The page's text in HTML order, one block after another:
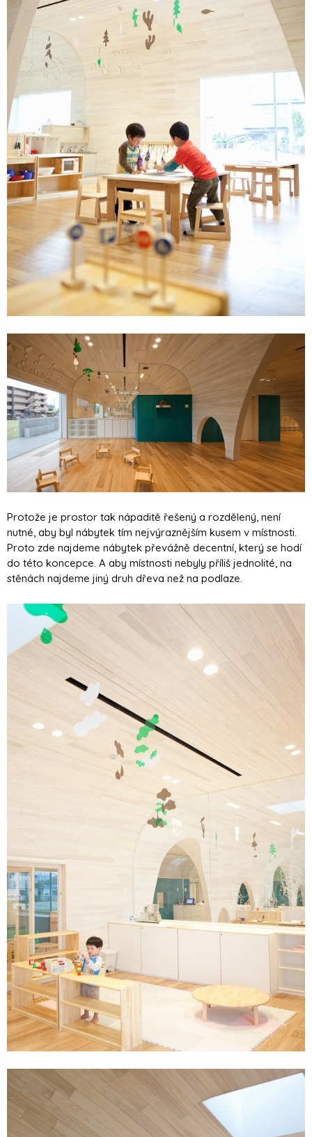
Protože je prostor tak nápaditě řešený a rozdělený, není
nutné, aby byl nábytek tím nejvýraznějším kusem v místnosti.
Proto zde najdeme nábytek převážně decentní, který se hodí
do této koncepce. A aby místnosti nebyly příliš jednolité, na
stěnách najdeme jiný druh dřeva než na podlaze.